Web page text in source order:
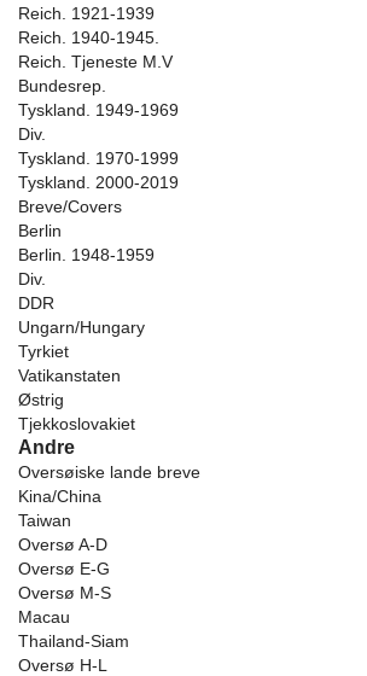
Reich. 1921-1939
Reich. 1940-1945.
Reich. Tjeneste M.V
Bundesrep.
Tyskland. 1949-1969
Div.
Tyskland. 1970-1999
Tyskland. 2000-2019
Breve/Covers
Berlin
Berlin. 1948-1959
Div.
DDR
Ungarn/Hungary
Tyrkiet
Vatikanstaten
Østrig
Tjekkoslovakiet
Andre
Oversøiske lande breve
Kina/China
Taiwan
Oversø A-D
Oversø E-G
Oversø M-S
Macau
Thailand-Siam
Oversø H-L